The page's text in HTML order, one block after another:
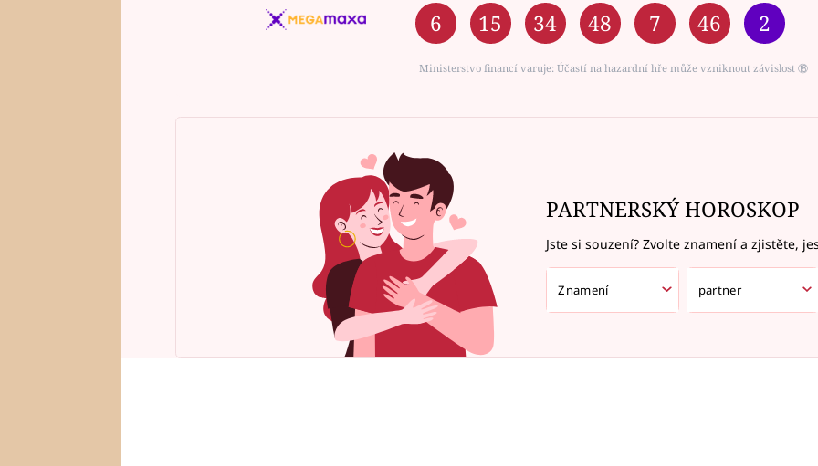
6 15 34 48 7 46 2
Ministerstvo financí varuje: Účastí na hazardní hře může vzniknout závislost ⑱
PARTNERSKÝ HOROSKOP
Jste si souzení? Zvolte znamení a zjistěte,